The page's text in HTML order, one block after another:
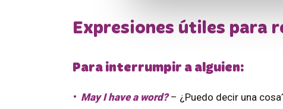
Expresiones útiles para
Para interrumpir a alguien:
May I have a word?– ¿Puedo decir una